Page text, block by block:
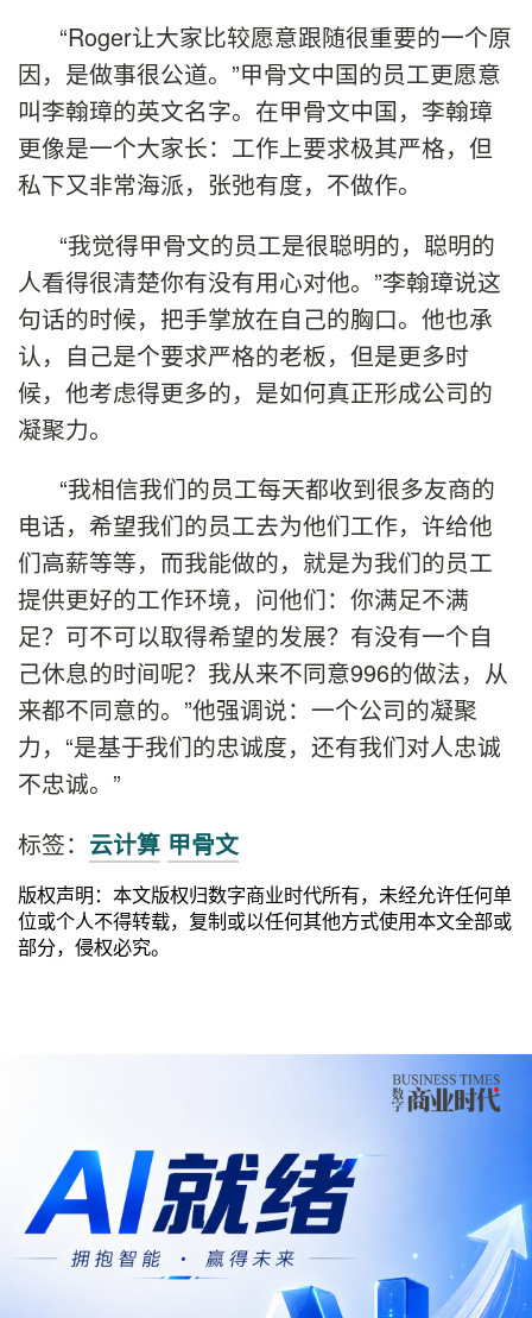
“Roger让大家比较愿意跟随很重要的一个原
因，是做事很公道。”甲骨文中国的员工更愿意
叫李翰璋的英文名字。在甲骨文中国，李翰璋
更像是一个大家长：工作上要求极其严格，但
私下又非常海派，张弛有度，不做作。
“我觉得甲骨文的员工是很聪明的，聪明的
人看得很清楚你有没有用心对他。”李翰璋说这
句话的时候，把手掌放在自己的胸口。他也承
认，自己是个要求严格的老板，但是更多时
候，他考虑得更多的，是如何真正形成公司的
凝聚力。
“我相信我们的员工每天都收到很多友商的
电话，希望我们的员工去为他们工作，许给他
们高薪等等，而我能做的，就是为我们的员工
提供更好的工作环境，问他们：你满足不满
足？可不可以取得希望的发展？有没有一个自
己休息的时间呢？我从来不同意996的做法，从
来都不同意的。”他强调说：一个公司的凝聚
力，“是基于我们的忠诚度，还有我们对人忠诚
不忠诚。”
标签： 云计算 甲骨文
版权声明：本文版权归数字商业时代所有，未经允许任何单
位或个人不得转载，复制或以任何其他方式使用本文全部或
部分，侵权必究。